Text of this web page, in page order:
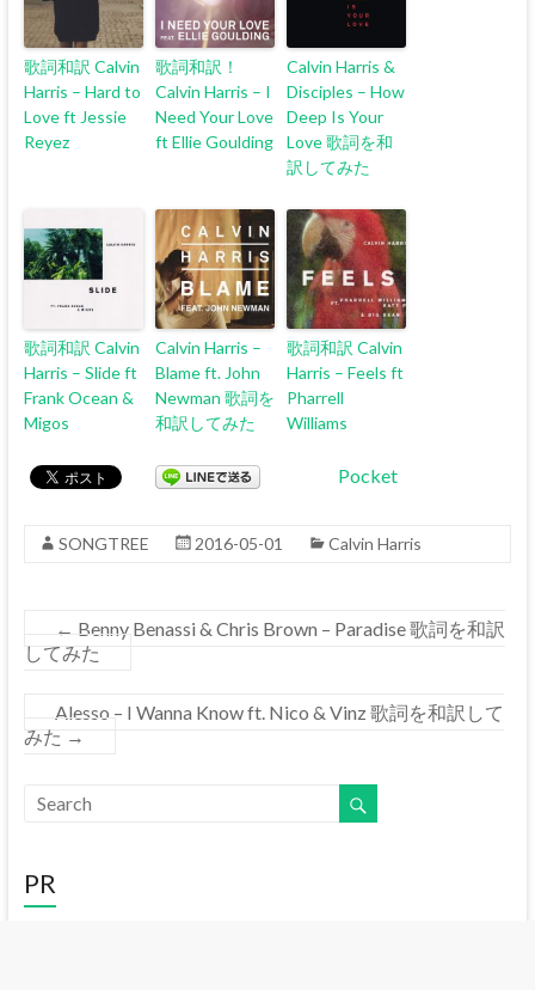
歌詞和訳 Calvin
Harris – Hard to
Love ft Jessie
Reyez
歌詞和訳！
Calvin Harris – I
Need Your Love
ft Ellie Goulding
Calvin Harris &
Disciples – How
Deep Is Your
Love 歌詞を和
訳してみた
歌詞和訳 Calvin
Harris – Slide ft
Frank Ocean &
Migos
Calvin Harris –
Blame ft. John
Newman 歌詞を
和訳してみた
歌詞和訳 Calvin
Harris – Feels ft
Pharrell
Williams
Pocket
SONGTREE 2016-05-01 Calvin Harris
← Benny Benassi & Chris Brown – Paradise 歌詞を和訳
してみた
Alesso – I Wanna Know ft. Nico & Vinz 歌詞を和訳して
みた →
PR